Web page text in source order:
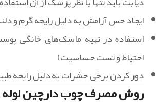
ایجاد حس آرامش به دلیل رایحه گرم و
استفاده در تهیه ماسک‌های خانگی
احتیاط و تست حساسیت)
دور کردن برخی حشرات به دلیل رایحه
روش مصرف چوب دارچین